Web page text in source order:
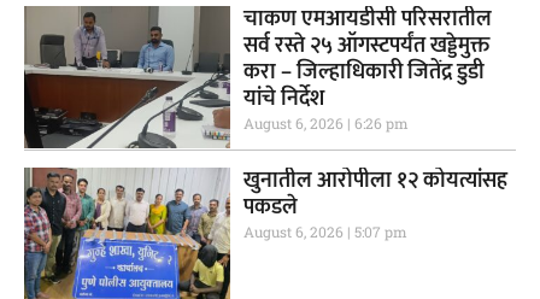
चाकण एमआयडीसी परिसरातील
सर्व रस्ते २५ ऑगस्टपर्यंत खड्डेमुक्त
करा – जिल्हाधिकारी जितेंद्र डुडी
यांचे निर्देश
August 6, 2026 6:26 pm
खुनातील आरोपीला १२ कोयत्यांसह
पकडले
August 6, 2026 5:07 pm